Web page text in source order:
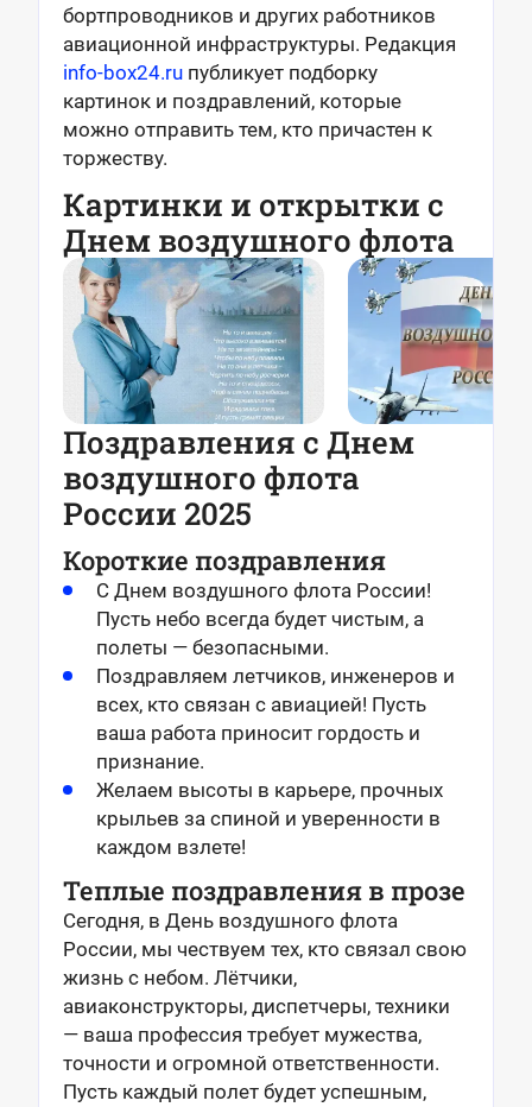
бортпроводников и других работников
авиационной инфраструктуры. Редакция
info-box24.ru публикует подборку
картинок и поздравлений, которые
можно отправить тем, кто причастен к
торжеству.
Картинки и открытки с
Днем воздушного флота
Поздравления с Днем
воздушного флота
России 2025
Короткие поздравления
С Днем воздушного флота России!
Пусть небо всегда будет чистым, а
полеты — безопасными.
Поздравляем летчиков, инженеров и
всех, кто связан с авиацией! Пусть
ваша работа приносит гордость и
признание.
Желаем высоты в карьере, прочных
крыльев за спиной и уверенности в
каждом взлете!
Теплые поздравления в прозе
Сегодня, в День воздушного флота
России, мы чествуем тех, кто связал свою
жизнь с небом. Лётчики,
авиаконструкторы, диспетчеры, техники
— ваша профессия требует мужества,
точности и огромной ответственности.
Пусть каждый полет будет успешным,